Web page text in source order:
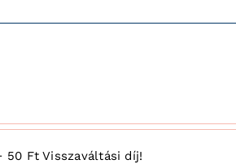
Ft Visszaváltási díj!